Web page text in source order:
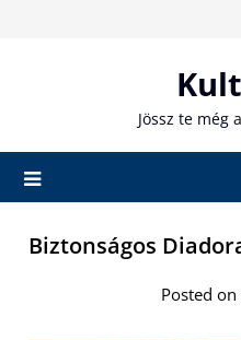
Jössz te még
Biztonságos
Posted